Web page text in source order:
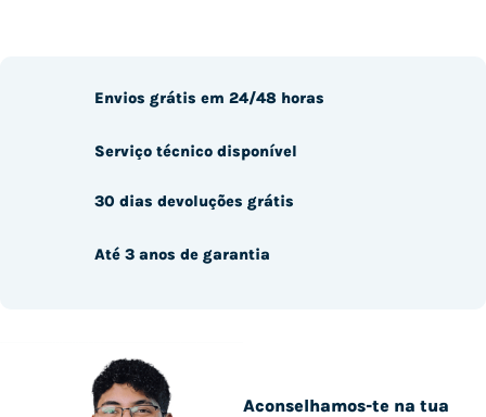
Aconselhamos-te na tua
Envios grátis em 24/48 horas
Serviço técnico disponível
30 dias devoluções grátis
Até 3 anos de garantia